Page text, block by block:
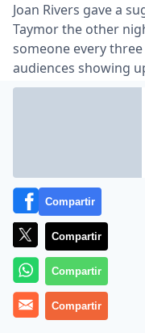
Joan Rivers gave a
Taymor the other
someone every
audiences showing
MÁS EN OTROS
Compartir
Compartir
Compartir
Compartir